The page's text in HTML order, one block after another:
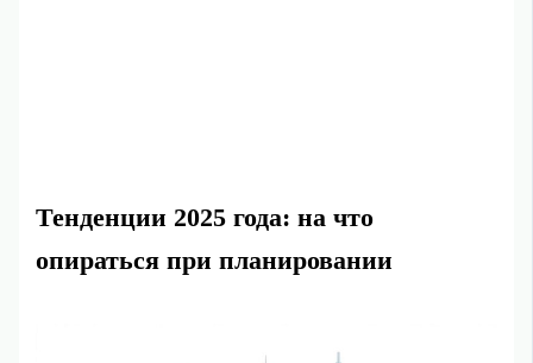
Тенденции 2025 года: на что
опираться при планировании